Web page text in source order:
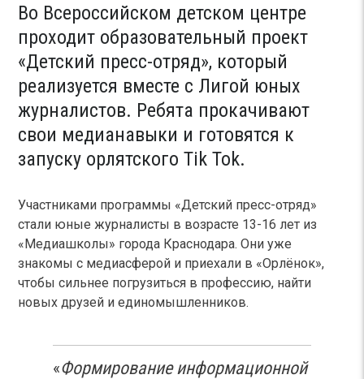
Во Всероссийском детском центре
проходит образовательный проект
«Детский пресс-отряд», который
реализуется вместе с Лигой юных
журналистов. Ребята прокачивают
свои медианавыки и готовятся к
запуску орлятского Tik Tok.
Участниками программы «Детский пресс-отряд»
стали юные журналисты в возрасте 13-16 лет из
«Медиашколы» города Краснодара. Они уже
знакомы с медиасферой и приехали в «Орлёнок»,
чтобы сильнее погрузиться в профессию, найти
новых друзей и единомышленников.
«Формирование информационной